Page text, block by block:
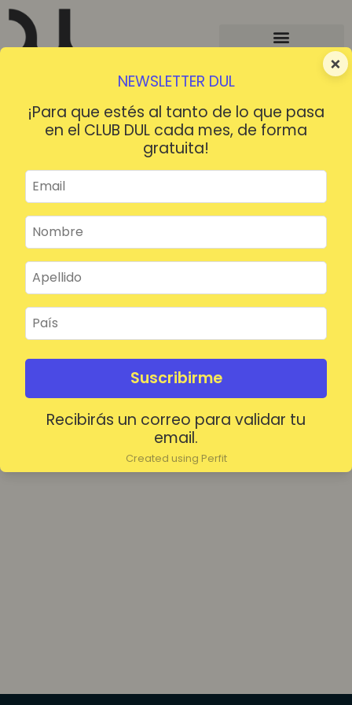
×
NEWSLETTER DUL
¡Para que estés al tanto de lo que pasa
en el CLUB DUL cada mes, de forma
gratuita!
Suscribirme
Recibirás un correo para validar tu
email.
Created using Perfit
¡HOLA!
Mantenerme conectado
Acceder